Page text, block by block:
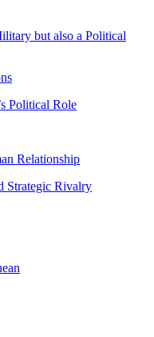
but also a Political
Political Role
Relationship
Strategic Rivalry